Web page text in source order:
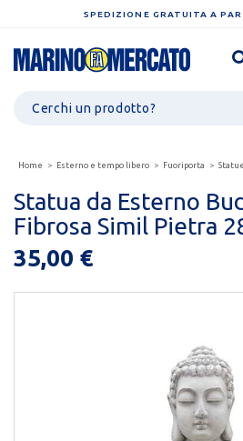
SPEDIZIONE GRATUITA A
Home Esterno e tempo libero Fuoriporta Statue
Statua da Esterno
Fibrosa Simil Pietra
35,00 €